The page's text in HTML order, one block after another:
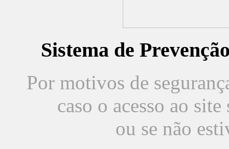
Sistema de
Por motivos de
caso o acesso ao
ou se não